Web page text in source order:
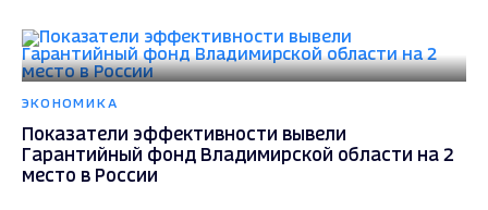
ЭКОНОМИКА
Показатели эффективности вывели
Гарантийный фонд Владимирской области на 2
место в России